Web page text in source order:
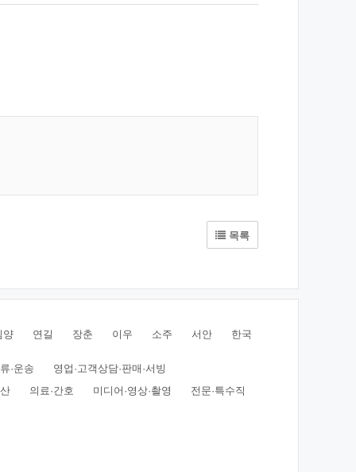
목록
양 연길 장춘 이우 소주 서안 한국
·운송
영업·고객상담·판매·서빙
의료·간호 미디어·영상·촬영 전문·특수직